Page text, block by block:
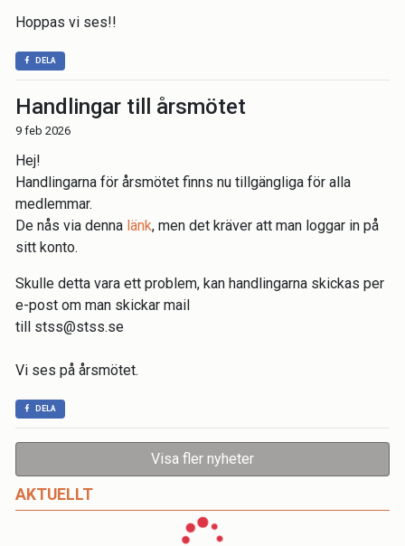
AKTUELLT
Hoppas vi ses!!
DELA
Handlingar till årsmötet
9 feb 2026
Hej!
Handlingarna för årsmötet finns nu tillgängliga för alla
medlemmar.
De nås via denna länk, men det kräver att man loggar in på
sitt konto.
Skulle detta vara ett problem, kan handlingarna skickas per
e-post om man skickar mail
till stss@stss.se
Vi ses på årsmötet.
DELA
Visa fler nyheter